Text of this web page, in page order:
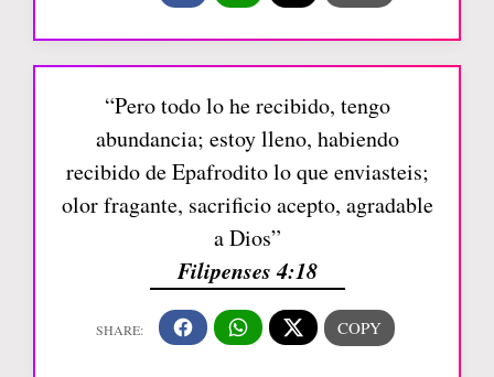
“Pero todo lo he recibido, tengo
abundancia; estoy lleno, habiendo
recibido de Epafrodito lo que enviasteis;
olor fragante, sacrificio acepto, agradable
a Dios”
Filipenses 4:18